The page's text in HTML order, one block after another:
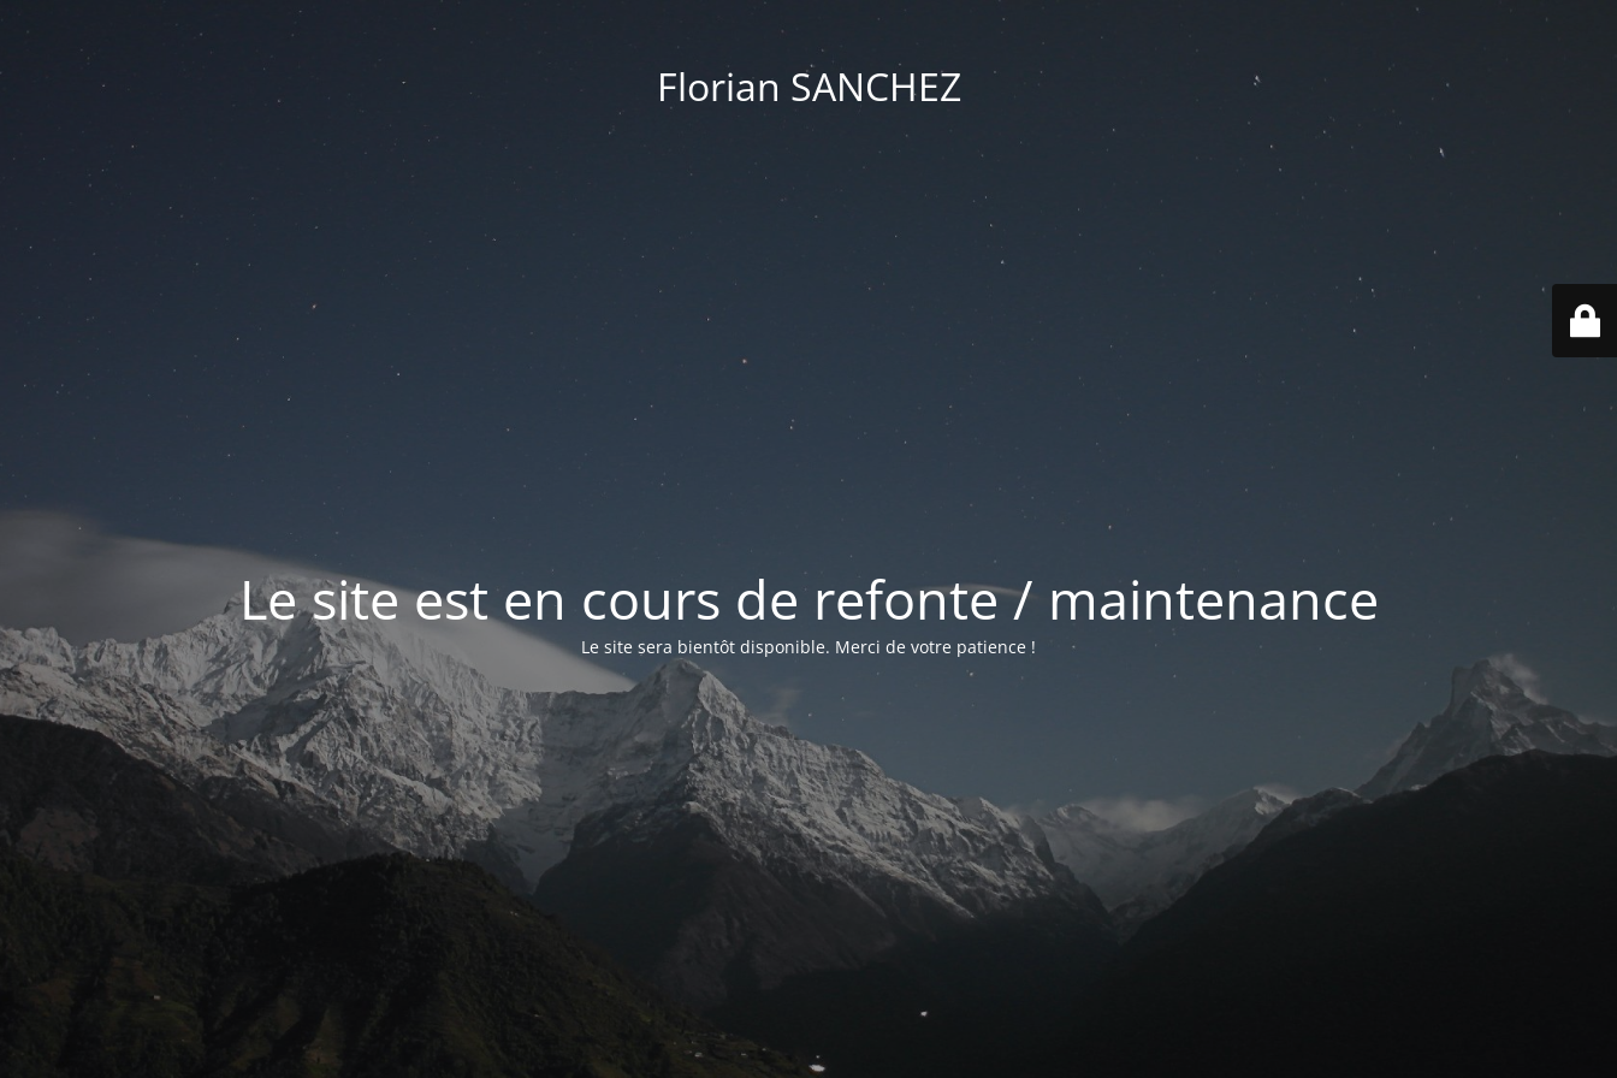
Florian SANCHEZ
Le site est en cours de refonte / maintenance
Le site sera bientôt disponible. Merci de votre patience !